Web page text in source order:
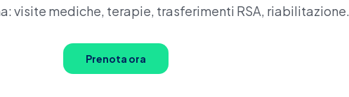
visite mediche, terapie, trasferimenti RSA, riabilitazione.
Prenota ora